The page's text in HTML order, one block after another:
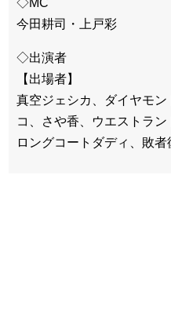
今田耕司・上戸彩
◇出演者
【出場者】
真空ジェシカ、ダイヤモ
コ、さや香、ウエストラン
ロングコートダディ、敗